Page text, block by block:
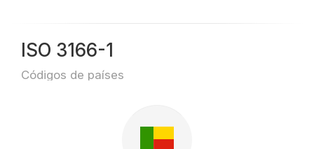
ISO 3166-1
Códigos de países